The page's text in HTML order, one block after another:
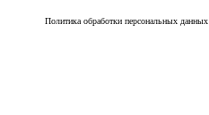
Политика обработки персональных данных